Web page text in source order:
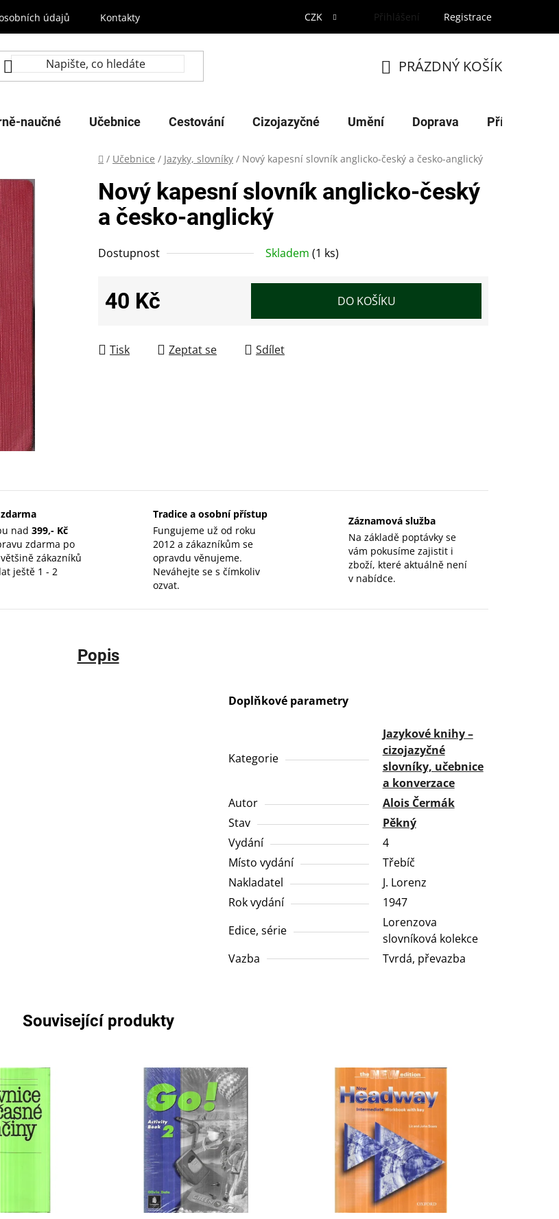
údajů Kontakty CZK Přihlášení Registrace
KOŠÍK
PRÁZDNÝ KOŠÍK
naučné Učebnice Cestování Cizojazyčné Umění Doprava Příroda
Domů
/ Učebnice / Jazyky, slovníky / Nový kapesní slovník anglicko-český a česko-anglický
Nový kapesní slovník anglicko-český
a česko-anglický
Dostupnost Skladem (1 ks)
40 Kč DO KOŠÍKU
Tisk Zeptat se Sdílet
nad 399,- Kč
zdarma po
zákazníků
ještě 1 - 2
Tradice a osobní přístup
Fungujeme už od roku
2012 a zákazníkům se
opravdu věnujeme.
Neváhejte se s čímkoliv
ozvat.
Záznamová služba
Na základě poptávky se
vám pokusíme zajistit i
zboží, které aktuálně není
v nabídce.
Popis
Doplňkové parametry
Kategorie
Jazykové knihy –
cizojazyčné
slovníky, učebnice
a konverzace
Autor
Alois Čermák
Stav
Pěkný
Vydání
4
Místo vydání
Třebíč
Nakladatel
J. Lorenz
Rok vydání
1947
Edice, série
Lorenzova
slovníková kolekce
Vazba
Tvrdá, převazba
Související produkty